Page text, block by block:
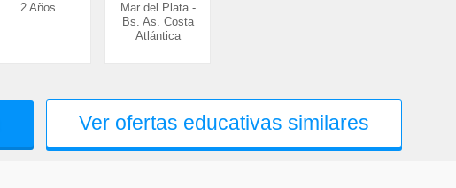
2 Años
Mar del Plata -
Bs. As. Costa
Atlántica
Ver ofertas educativas similares